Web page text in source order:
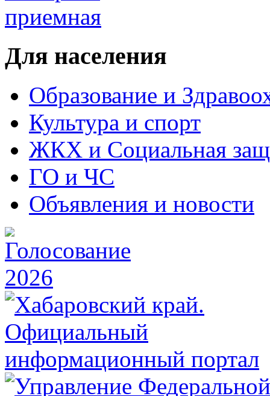
Для населения
Образование и
Культура и спорт
ЖКХ и Социальная
ГО и ЧС
Объявления и новости